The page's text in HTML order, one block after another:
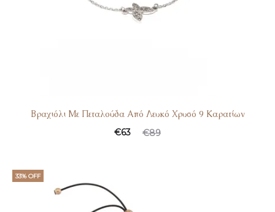
Βραχιόλι Με Πεταλούδα Από Λευκό Χρυσό 9 Καρατίων
€89
€63
33% OFF